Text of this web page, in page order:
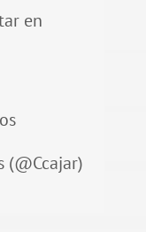
en
(@Ccajar)